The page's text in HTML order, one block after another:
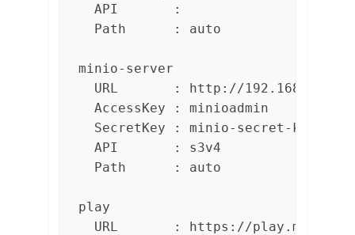
  API       :
  Path      : auto
minio-server
URL       : http://
  AccessKey : minioadmin
SecretKey : minio-secret-
  API       : s3v4
  Path      : auto
play
  URL       : https://play.min.io